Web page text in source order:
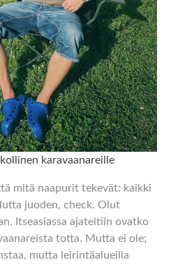
karavaanareille
mitä naapurit tekevät: kaikki
juoden, check. Olut
Itseasiassa ajateltiin ovatko
totta. Mutta ei ole;
mutta leirintäalueilla